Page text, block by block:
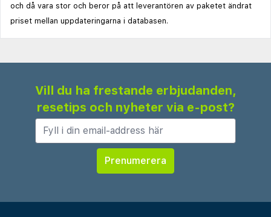
och då vara stor och beror på att leverantören av paketet ändrat
priset mellan uppdateringarna i databasen.
Vill du ha frestande erbjudanden,
resetips och nyheter via e-post?